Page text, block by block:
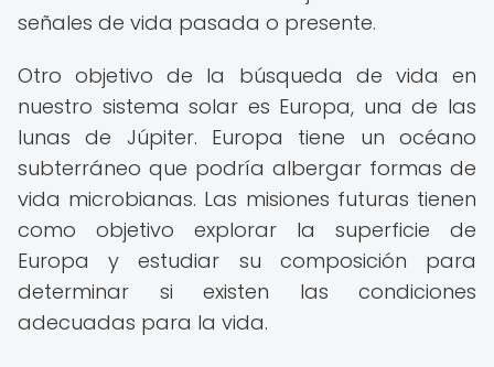
señales de vida pasada o presente.
Otro objetivo de la búsqueda de vida en
nuestro sistema solar es Europa, una de las
lunas de Júpiter. Europa tiene un océano
subterráneo que podría albergar formas de
vida microbianas. Las misiones futuras tienen
como objetivo explorar la superficie de
Europa y estudiar su composición para
determinar si existen las condiciones
adecuadas para la vida.